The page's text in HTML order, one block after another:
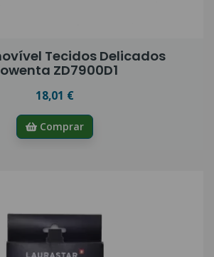
Tecidos Delicados
ZD7900D1
18,01 €
Comprar